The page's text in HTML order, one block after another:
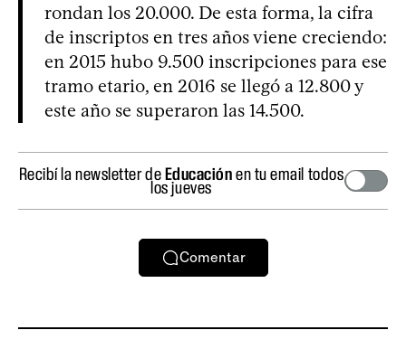
rondan los 20.000. De esta forma, la cifra
de inscriptos en tres años viene creciendo:
en 2015 hubo 9.500 inscripciones para ese
tramo etario, en 2016 se llegó a 12.800 y
este año se superaron las 14.500.
Recibí la newsletter deEducaciónen tu email todos
los jueves
Comentar